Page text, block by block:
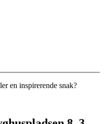
en inspirerende snak?